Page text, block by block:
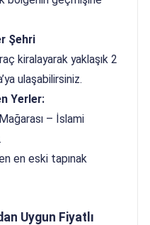
Şehri
kiralayarak yaklaşık 2
ulaşabilirsiniz.
Yerler:
– İslami
en eski tapınak
Uygun Fiyatlı